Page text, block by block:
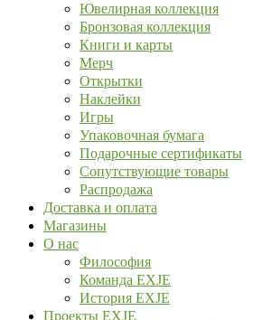
Ювелирная коллекция
Бронзовая коллекция
Книги и карты
Мерч
Открытки
Наклейки
Игры
Упаковочная бумага
Подарочные сертификаты
Сопутствующие товары
Распродажа
Доставка и оплата
Магазины
О нас
Философия
Команда EXJE
История EXJE
Проекты EXJE